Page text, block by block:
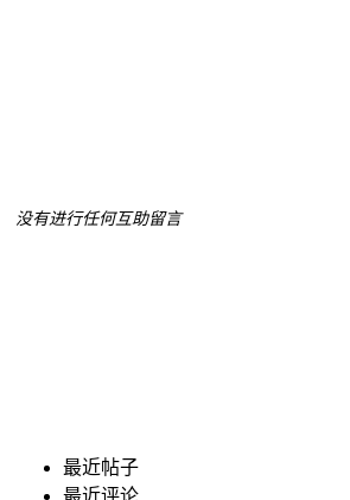
没有进行任何互助留言
最近帖子
最近评论